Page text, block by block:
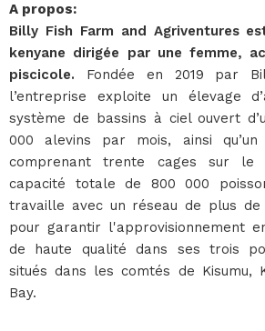
A propos:
Billy Fish Farm and Agriventures
kenyane dirigée par une femme,
piscicole. Fondée en 2019 par
l’entreprise exploite un élevage
système de bassins à ciel ouvert
000 alevins par mois, ainsi
comprenant trente cages sur le
capacité totale de 800 000
travaille avec un réseau de plus de
pour garantir l'approvisionnement
de haute qualité dans ses trois
situés dans les comtés de Kisumu,
Bay.